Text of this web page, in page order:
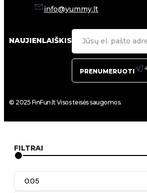
info@yummy.lt
NAUJIENLAIŠKIS
PRENUMERUOTI
© 2025 FinFun.lt Visos teisės saugomos.
FILTRAI